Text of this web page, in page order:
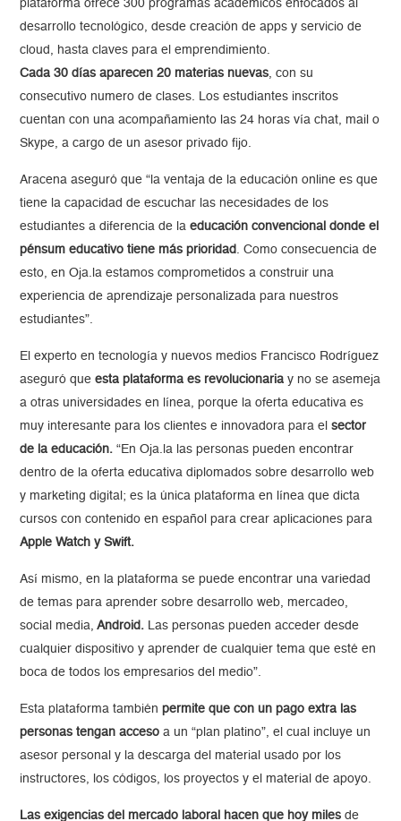
plataforma ofrece 300 programas académicos enfocados al
desarrollo tecnológico, desde creación de apps y servicio de
cloud, hasta claves para el emprendimiento.
Cada 30 días aparecen 20 materias nuevas, con su
consecutivo numero de clases. Los estudiantes inscritos
cuentan con una acompañamiento las 24 horas vía chat, mail o
Skype, a cargo de un asesor privado fijo.
Aracena aseguró que “la ventaja de la educación online es que
tiene la capacidad de escuchar las necesidades de los
estudiantes a diferencia de laeducación convencional donde el
pénsum educativo tiene más prioridad . Como consecuencia de
esto, en Oja.la estamos comprometidos a construir una
experiencia de aprendizaje personalizada para nuestros
estudiantes”.
El experto en tecnología y nuevos medios Francisco Rodríguez
aseguró queesta plataforma es revolucionaria y no se asemeja
a otras universidades en línea, porque la oferta educativa es
muy interesante para los clientes e innovadora para elsector
de la educación. “En Oja.la las personas pueden encontrar
dentro de la oferta educativa diplomados sobre desarrollo web
y marketing digital; es la única plataforma en línea que dicta
cursos con contenido en español para crear aplicaciones para
Apple Watch y Swift.
Así mismo, en la plataforma se puede encontrar una variedad
de temas para aprender sobre desarrollo web, mercadeo,
social media, Android. Las personas pueden acceder desde
cualquier dispositivo y aprender de cualquier tema que esté en
boca de todos los empresarios del medio”.
Esta plataforma también permite que con un pago extra las
personas tengan accesoa un “plan platino”, el cual incluye un
asesor personal y la descarga del material usado por los
instructores, los códigos, los proyectos y el material de apoyo.
Las exigencias del mercado laboral hacen que hoy milesde